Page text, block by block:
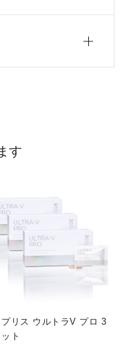
す
プリス ウルトラV プロ 3
ト